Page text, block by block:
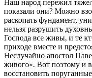
Наш народ пережил
показали они? Можно
раскопать фундамент,
нельзя разрушить
Господа все живы, и те
приходе вместе и
Неслучайно апостол
живого». Вот поэтому и
восстановить